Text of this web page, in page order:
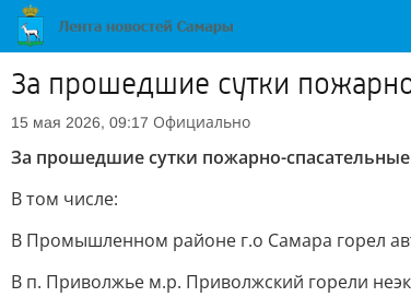
За прошедшие сутки
15 мая 2026, 09:17 Официально
За прошедшие сутки пожарно-
В том числе:
В Промышленном районе г.о Самара горел
В п. Приволжье м.р. Приволжский горели